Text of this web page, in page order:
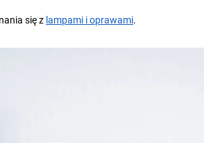
się z lampami i oprawami.